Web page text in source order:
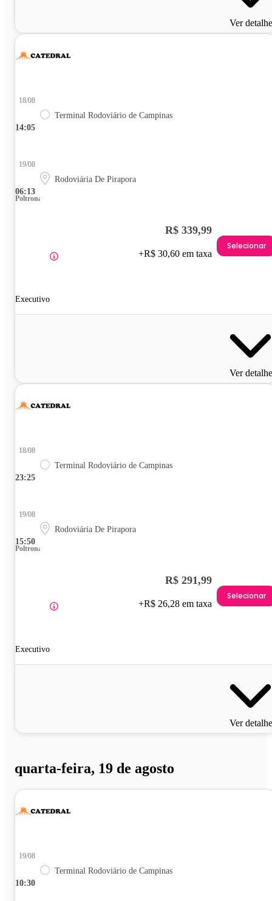
Ver
14:05
18/08
Terminal Rodoviário de Campinas
06:13
19/08
Rodoviária De Pirapora
Poltrona
Executivo
R$ 339,99
+R$ 30,60 em taxa
Selecionar
Ver
23:25
18/08
Terminal Rodoviário de Campinas
15:50
19/08
Rodoviária De Pirapora
Poltrona
Executivo
R$ 291,99
+R$ 26,28 em taxa
Selecionar
Ver
quarta-feira, 19 de agosto
10:30
19/08
Terminal Rodoviário de Campinas